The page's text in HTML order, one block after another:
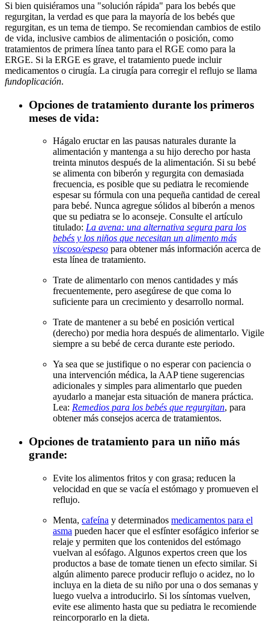
Si bien quisiéramos una "solución rápida" para los bebés que
regurgitan, la verdad es que para la mayoría de los bebés que
regurgitan, es un tema de tiempo. Se recomiendan cambios de estilo
de vida, inclusive cambios de alimentación o posición, como
tratamientos de primera línea tanto para el RGE como para la
ERGE. Si la ERGE es grave, el tratamiento puede incluir
medicamentos o cirugía. La cirugía para corregir el reflujo se llama
fundoplicación.
Opciones de tratamiento durante los primeros
meses de vida:
Hágalo eructar en las pausas naturales durante la
alimentación y mantenga a su hijo derecho por hasta
treinta minutos después de la alimentación. Si su bebé
se alimenta con biberón y regurgita con demasiada
frecuencia, es posible que su pediatra le recomiende
espesar su fórmula con una pequeña cantidad de cereal
para bebé. Nunca agregue sólidos al biberón a menos
que su pediatra se lo aconseje. Consulte el artículo
titulado: La avena: una alternativa segura para los
bebés y los niños que necesitan un alimento más
viscoso/espeso para obtener más información acerca de
esta línea de tratamiento.
Trate de alimentarlo con menos cantidades y más
frecuentemente, pero asegúrese de que coma lo
suficiente para un crecimiento y desarrollo normal.
Trate de mantener a su bebé en posición vertical
(derecho) por media hora después de alimentarlo. Vigile
siempre a su bebé de cerca durante este periodo.
Ya sea que se justifique o no esperar con paciencia o
una intervención médica, la AAP tiene sugerencias
adicionales y simples para alimentarlo que pueden
ayudarlo a manejar esta situación de manera práctica.
Lea: Remedios para los bebés que regurgitan, para
obtener más consejos acerca de tratamientos.
Opciones de tratamiento para un niño más
grande:
Evite los alimentos fritos y con grasa; reducen la
velocidad en que se vacía el estómago y promueven el
reflujo.
Menta, cafeína y determinados medicamentos para el
asma pueden hacer que el esfínter esofágico inferior se
relaje y permiten que los contenidos del estómago
vuelvan al esófago. Algunos expertos creen que los
productos a base de tomate tienen un efecto similar. Si
algún alimento parece producir reflujo o acidez, no lo
incluya en la dieta de su niño por una o dos semanas y
luego vuelva a introducirlo. Si los síntomas vuelven,
evite ese alimento hasta que su pediatra le recomiende
reincorporarlo en la dieta.